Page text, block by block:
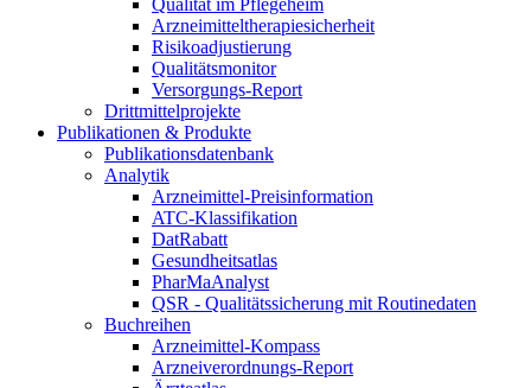
Qualität im Pflegeheim
Arzneimitteltherapiesicherheit
Risikoadjustierung
Qualitätsmonitor
Versorgungs-Report
Drittmittelprojekte
Publikationen & Produkte
Publikationsdatenbank
Analytik
Arzneimittel-Preisinformation
ATC-Klassifikation
DatRabatt
Gesundheitsatlas
PharMaAnalyst
QSR - Qualitätssicherung mit Routinedaten
Buchreihen
Arzneimittel-Kompass
Arzneiverordnungs-Report